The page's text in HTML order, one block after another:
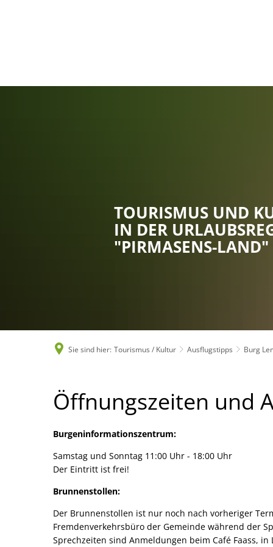
TOURISMUS UND
IN DER
"PIRMASENS-LAND"
Sie sind hier: Tourismus / Kultur Ausflugstipps Burg
Öffnungszeiten
Anfahrt
Öffnungszeiten und
Burgeninformationszentrum:
Samstag und Sonntag 11:00 Uhr - 18:00 Uhr
Der Eintritt ist frei!
Brunnenstollen:
Der Brunnenstollen ist nur noch nach vorheriger
Fremdenverkehrsbüro der Gemeinde während der
Sprechzeiten sind Anmeldungen beim Café Faass,